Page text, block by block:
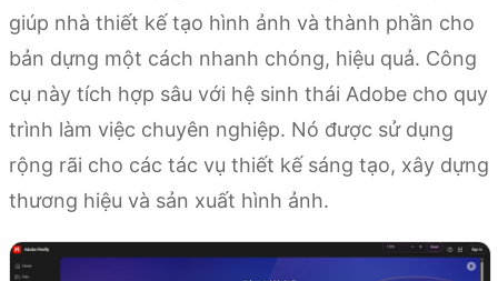
giúp nhà thiết kế tạo hình ảnh và thành phần cho
bản dựng một cách nhanh chóng, hiệu quả. Công
cụ này tích hợp sâu với hệ sinh thái Adobe cho quy
trình làm việc chuyên nghiệp. Nó được sử dụng
rộng rãi cho các tác vụ thiết kế sáng tạo, xây dựng
thương hiệu và sản xuất hình ảnh.